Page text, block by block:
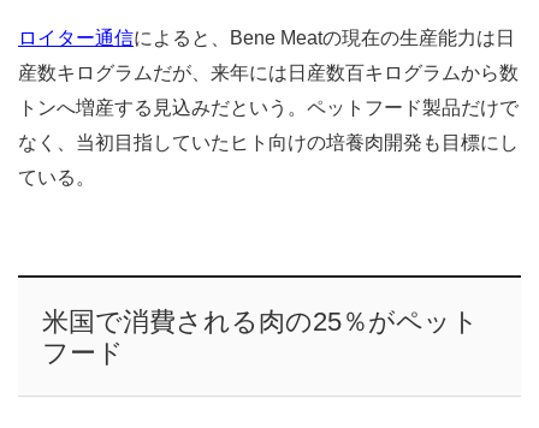
ロイター通信によると、Bene Meatの現在の生産能力は日
産数キログラムだが、来年には日産数百キログラムから数
トンへ増産する見込みだという。ペットフード製品だけで
なく、当初目指していたヒト向けの培養肉開発も目標にし
ている。
米国で消費される肉の25％がペット
フード